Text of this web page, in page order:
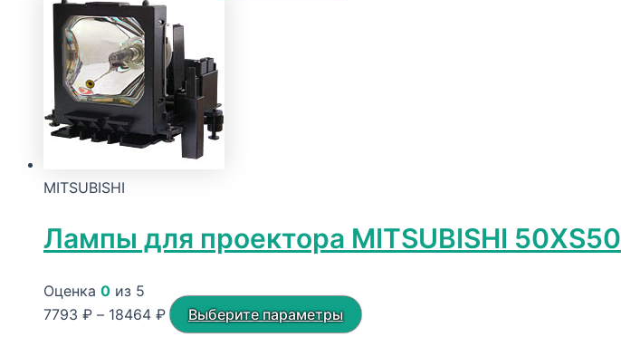
9182 ₽
–
16186 ₽
MITSUBISHI
Лампы для проектора MITSUBISHI 50XS50
Оценка 0 из 5
7793 ₽ – 18464 ₽Диапазон
цен:
Выберите параметры
Этот